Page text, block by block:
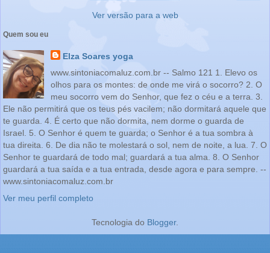
Ver versão para a web
Quem sou eu
Elza Soares yoga
www.sintoniacomaluz.com.br -- Salmo 121 1. Elevo os
olhos para os montes: de onde me virá o socorro? 2. O
meu socorro vem do Senhor, que fez o céu e a terra. 3.
Ele não permitirá que os teus pés vacilem; não dormitará aquele que
te guarda. 4. É certo que não dormita, nem dorme o guarda de
Israel. 5. O Senhor é quem te guarda; o Senhor é a tua sombra à
tua direita. 6. De dia não te molestará o sol, nem de noite, a lua. 7. O
Senhor te guardará de todo mal; guardará a tua alma. 8. O Senhor
guardará a tua saída e a tua entrada, desde agora e para sempre. --
www.sintoniacomaluz.com.br
Ver meu perfil completo
Tecnologia do Blogger.